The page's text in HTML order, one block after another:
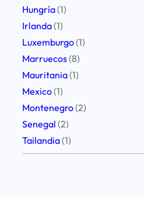
Hungría(1)
Irlanda(1)
Luxemburgo(1)
Marruecos(8)
Mauritania(1)
Mexico(1)
Montenegro(2)
Senegal (2)
Tailandia(1)